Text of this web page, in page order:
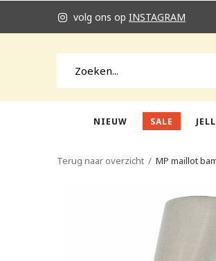
NIEUW SALE
volg ons op INSTAGRAM
Terug naar overzicht MP maillot